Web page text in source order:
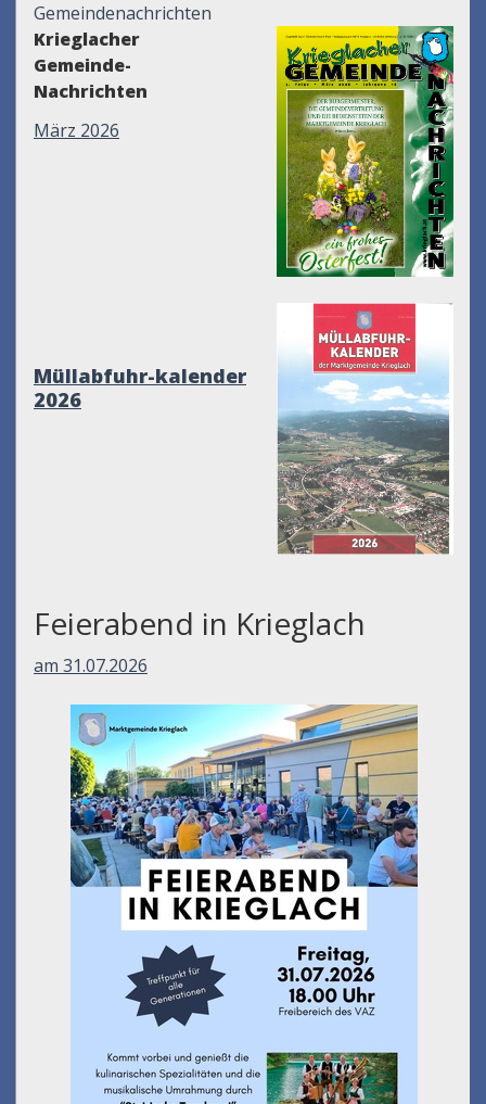
Gemeindenachrichten
Krieglacher
Gemeinde-
Nachrichten
März 2026
Müllabfuhr-kalender
2026
Feierabend in Krieglach
am 31.07.2026